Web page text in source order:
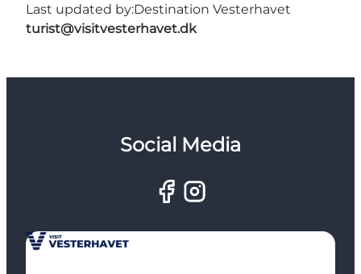
Last updated by:Destination Vesterhavet
turist@visitvesterhavet.dk
Social Media